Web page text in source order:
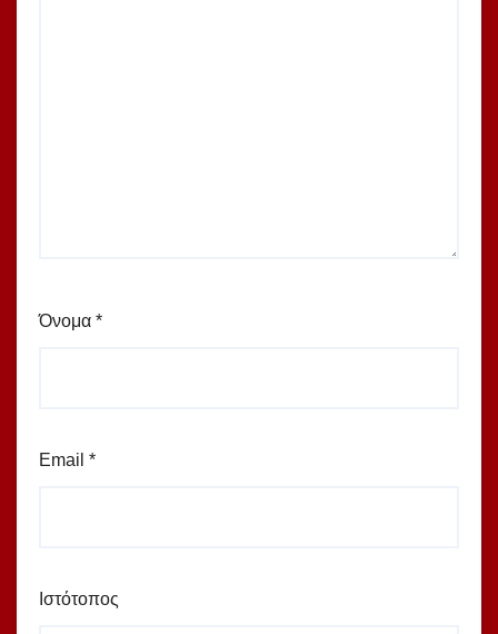
Όνομα *
Email *
Ιστότοπος